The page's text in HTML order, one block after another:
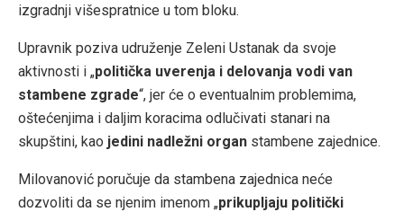
izgradnji višespratnice u tom bloku.
Upravnik poziva udruženje Zeleni Ustanak da svoje
aktivnosti i „politička uverenja i delovanja vodi van
stambene zgrade“, jer će o eventualnim problemima,
oštećenjima i daljim koracima odlučivati stanari na
skupštini, kao jedini nadležni organ stambene zajednice.
Milovanović poručuje da stambena zajednica neće
dozvoliti da se njenim imenom „prikupljaju politički